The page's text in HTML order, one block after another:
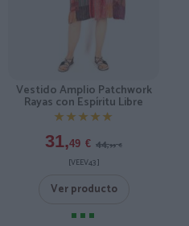
Vestido Amplio Patchwork
Rayas con Espíritu Libre
★★★★★
★★★★★
31,49 € 44,99 €
[VEEV43 ]
Ver producto